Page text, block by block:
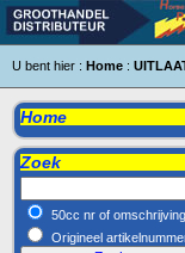
U bent hier : Home :
Home
Zoek
50cc nr of omschrijving
Origineel